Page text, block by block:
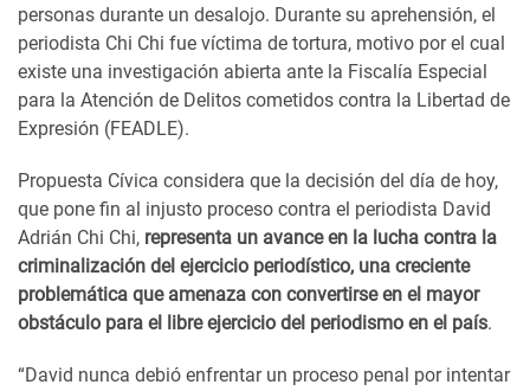
personas durante un desalojo. Durante su aprehensión, el
periodista Chi Chi fue víctima de tortura, motivo por el cual
existe una investigación abierta ante la Fiscalía Especial
para la Atención de Delitos cometidos contra la Libertad de
Expresión (FEADLE).
Propuesta Cívica considera que la decisión del día de hoy,
que pone fin al injusto proceso contra el periodista David
Adrián Chi Chi, representa un avance en la lucha contra la
criminalización del ejercicio periodístico, una creciente
problemática que amenaza con convertirse en el mayor
obstáculo para el libre ejercicio del periodismo en el país.
“David nunca debió enfrentar un proceso penal por intentar